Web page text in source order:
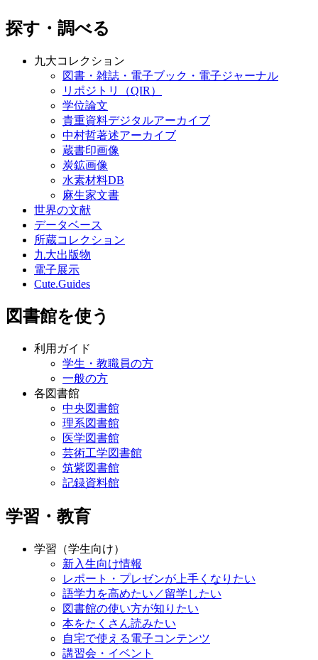
探す・調べる
九大コレクション
図書・雑誌・電子ブック・電子ジャーナル
リポジトリ（QIR）
学位論文
貴重資料デジタルアーカイブ
中村哲著述アーカイブ
蔵書印画像
炭鉱画像
水素材料DB
麻生家文書
世界の文献
データベース
所蔵コレクション
九大出版物
電子展示
Cute.Guides
図書館を使う
利用ガイド
学生・教職員の方
一般の方
各図書館
中央図書館
理系図書館
医学図書館
芸術工学図書館
筑紫図書館
記録資料館
学習・教育
学習（学生向け）
新入生向け情報
レポート・プレゼンが上手くなりたい
語学力を高めたい／留学したい
図書館の使い方が知りたい
本をたくさん読みたい
自宅で使える電子コンテンツ
講習会・イベント